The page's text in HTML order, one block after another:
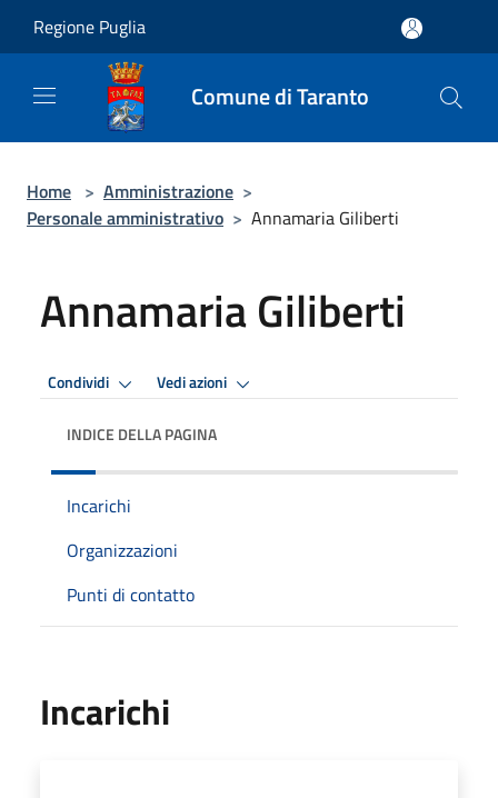
Regione Puglia
Comune di Taranto
Home > Amministrazione >
Personale amministrativo > Annamaria Giliberti
Annamaria Giliberti
Condividi Vedi azioni
INDICE DELLA PAGINA
Incarichi
Organizzazioni
Punti di contatto
Incarichi